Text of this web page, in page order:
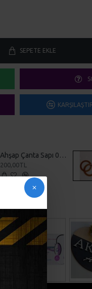
SEPETE EKLE
Ahşap Çanta Sapı 0002
200,00TL